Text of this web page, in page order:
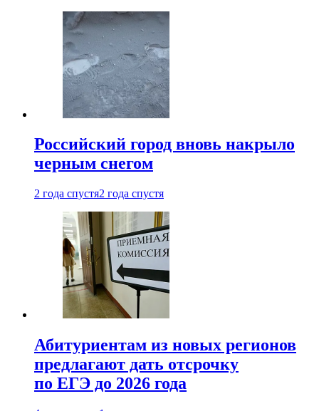
Российский город вновь накрыло
черным снегом
2 года спустя2 года спустя
Абитуриентам из новых регионов
предлагают дать отсрочку
по ЕГЭ до 2026 года